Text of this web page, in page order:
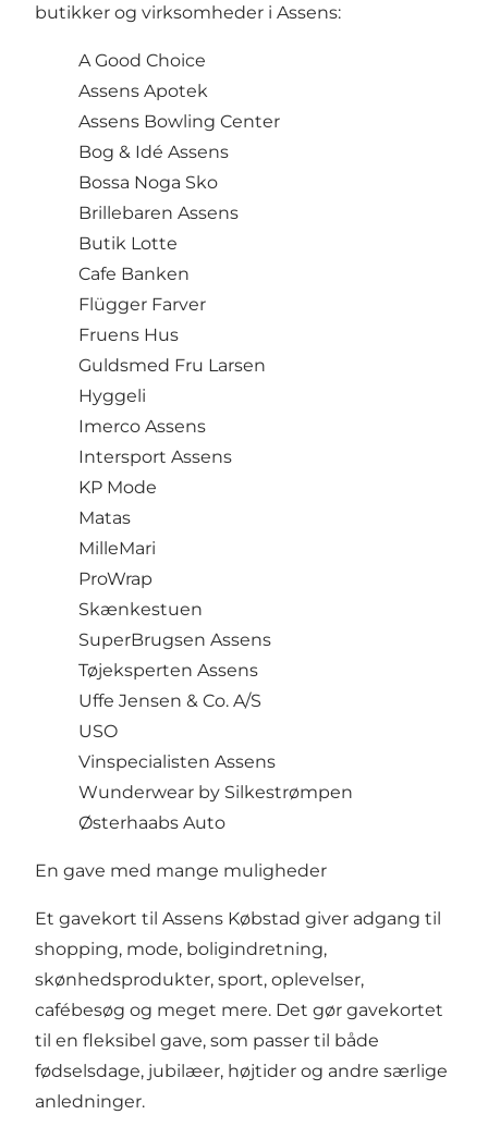
butikker og virksomheder i Assens:
A Good Choice
Assens Apotek
Assens Bowling Center
Bog & Idé Assens
Bossa Noga Sko
Brillebaren Assens
Butik Lotte
Cafe Banken
Flügger Farver
Fruens Hus
Guldsmed Fru Larsen
Hyggeli
Imerco Assens
Intersport Assens
KP Mode
Matas
MilleMari
ProWrap
Skænkestuen
SuperBrugsen Assens
Tøjeksperten Assens
Uffe Jensen & Co. A/S
USO
Vinspecialisten Assens
Wunderwear by Silkestrømpen
Østerhaabs Auto
En gave med mange muligheder
Et gavekort til Assens Købstad giver adgang til
shopping, mode, boligindretning,
skønhedsprodukter, sport, oplevelser,
cafébesøg og meget mere. Det gør gavekortet
til en fleksibel gave, som passer til både
fødselsdage, jubilæer, højtider og andre særlige
anledninger.